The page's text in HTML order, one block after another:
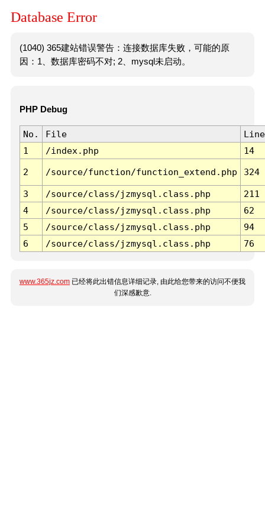
Database Error
(1040) 365建站错误警告：连接数据库失败，可能的原
因：1、数据库密码不对; 2、mysql未启动。
PHP Debug
No. File
Line
1
/index.php 14
2 /source/function/function_extend.php 324
3 /source/class/jzmysql.class.php
211
4
/source/class/jzmysql.class.php
62
5
/source/class/jzmysql.class.php
94
6
/source/class/jzmysql.class.php 76
www.365jz.com 已经将此出错信息详细记录, 由此给您带来的访问不便我
们深感歉意.